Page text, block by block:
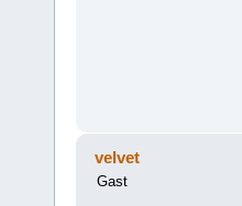
velvet
Gast